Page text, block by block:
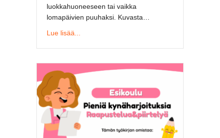
luokkahuoneeseen tai vaikka
lomapäivien puuhaksi. Kuvasta…
Lue lisää...